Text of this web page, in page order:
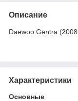
Описание
Daewoo Gentra
Характеристики
Основные